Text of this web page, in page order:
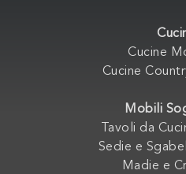
Cucine
Cucine
Mobili
Tavoli da
Sedie e
Madie e